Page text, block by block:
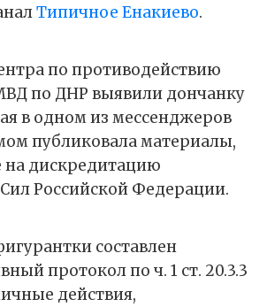
Типичное Енакиево.
по противодействию
по ДНР выявили дончанку
в одном из мессенджеров
публиковала материалы,
дискредитацию
Российской Федерации.
составлен
протокол по ч. 1 ст. 20.3.3
действия,